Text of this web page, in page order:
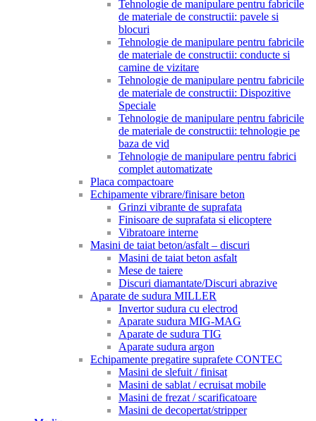
Tehnologie de manipulare pentru fabricile
de materiale de constructii: pavele si
blocuri
Tehnologie de manipulare pentru fabricile
de materiale de constructii: conducte si
camine de vizitare
Tehnologie de manipulare pentru fabricile
de materiale de constructii: Dispozitive
Speciale
Tehnologie de manipulare pentru fabricile
de materiale de constructii: tehnologie pe
baza de vid
Tehnologie de manipulare pentru fabrici
complet automatizate
Placa compactoare
Echipamente vibrare/finisare beton
Grinzi vibrante de suprafata
Finisoare de suprafata si elicoptere
Vibratoare interne
Masini de taiat beton/asfalt – discuri
Masini de taiat beton asfalt
Mese de taiere
Discuri diamantate/Discuri abrazive
Aparate de sudura MILLER
Invertor sudura cu electrod
Aparate sudura MIG-MAG
Aparate de sudura TIG
Aparate sudura argon
Echipamente pregatire suprafete CONTEC
Masini de slefuit / finisat
Masini de sablat / ecruisat mobile
Masini de frezat / scarificatoare
Masini de decopertat/stripper